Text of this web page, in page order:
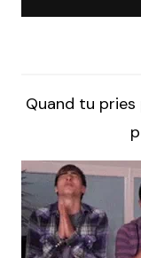
Quand tu pries